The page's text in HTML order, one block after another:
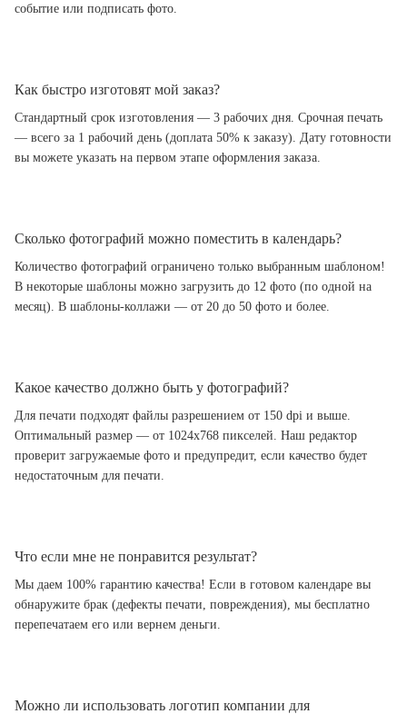
событие или подписать фото.
Как быстро изготовят мой заказ?
Стандартный срок изготовления — 3 рабочих дня. Срочная печать
— всего за 1 рабочий день (доплата 50% к заказу). Дату готовности
вы можете указать на первом этапе оформления заказа.
Сколько фотографий можно поместить в календарь?
Количество фотографий ограничено только выбранным шаблоном!
В некоторые шаблоны можно загрузить до 12 фото (по одной на
месяц). В шаблоны-коллажи — от 20 до 50 фото и более.
Какое качество должно быть у фотографий?
Для печати подходят файлы разрешением от 150 dpi и выше.
Оптимальный размер — от 1024x768 пикселей. Наш редактор
проверит загружаемые фото и предупредит, если качество будет
недостаточным для печати.
Что если мне не понравится результат?
Мы даем 100% гарантию качества! Если в готовом календаре вы
обнаружите брак (дефекты печати, повреждения), мы бесплатно
перепечатаем его или вернем деньги.
Можно ли использовать логотип компании для